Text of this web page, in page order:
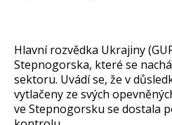
Hlavní rozvědka Ukrajiny
Stepnogorska, které se
sektoru. Uvádí se, že v
vytlačeny ze svých
ve Stepnogorsku se dostala